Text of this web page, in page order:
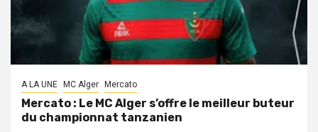
A LA UNE MC Alger Mercato
Mercato : Le MC Alger s’offre le meilleur buteur
du championnat tanzanien